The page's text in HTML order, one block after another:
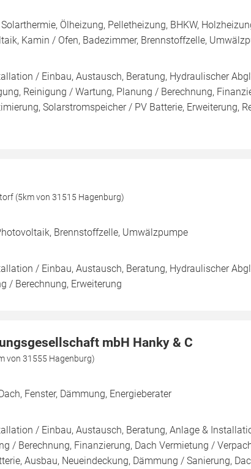
Ölheizung, Pelletheizung, BHKW,
Kamin / Ofen, Badezimmer, Brennstoffzelle,
/ Einbau, Austausch, Beratung, Hydraulischer
Reinigung / Wartung, Planung / Berechnung,
Solarstromspeicher / PV Batterie, Erweiterung,
(5km von 31515 Hagenburg)
Brennstoffzelle, Umwälzpumpe
/ Einbau, Austausch, Beratung, Hydraulischer
/ Berechnung, Erweiterung
mbH Hanky & C
von 31555 Hagenburg)
Fenster, Dämmung, Energieberater
/ Einbau, Austausch, Beratung, Anlage &
/ Berechnung, Finanzierung, Dach Vermietung /
Ausbau, Neueindeckung, Dämmung / Sanierung,